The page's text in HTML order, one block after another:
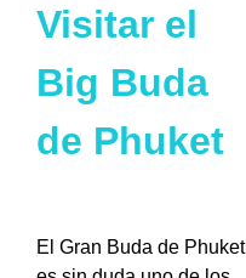
Visitar el
Big Buda
de Phuket
El Gran Buda de Phuket